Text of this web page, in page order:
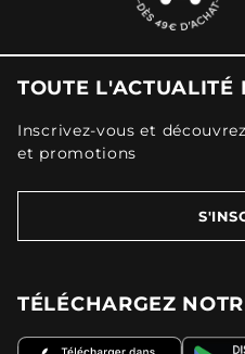
TOUTE
Inscrivez-vous et
et promotions
TÉLÉCHARGEZ